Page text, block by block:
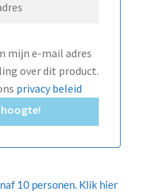
mijn e-mail adres
over dit product.
privacy beleid
hoogte!
10 personen. Klik hier